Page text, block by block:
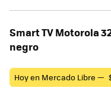
Smart TV Motorola
negro
Hoy en Mercado Libre —